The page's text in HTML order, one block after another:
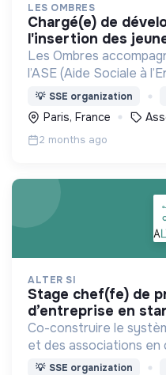
LES OMBRES
chargé(e) de développement pour
l'insertion des
Les Ombres
l’ASE (Aide Sociale à
à accéder au monde
pour trouver leur place
💡 SSE organization
Paris, France
2 months ago
ALTER SI
stage chef(fe) de projet digital et outils
d’entreprise en
Co-construire le
et des associations
gouvernance
💡 SSE organization